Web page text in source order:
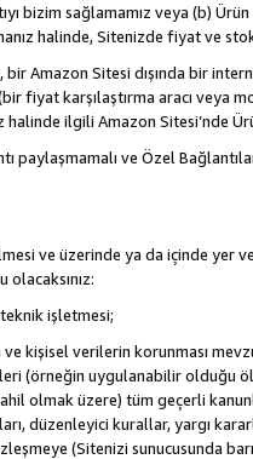
bizim sağlamamız veya (b)
halinde, Sitenizde fiyat ve
bir Amazon Sitesi dışında bir
fiyat karşılaştırma aracı veya
ilgili Amazon Sitesi’nde
paylaşmamalı ve Özel
ve üzerinde ya da içinde yer
olacaksınız:
işletmesi;
kişisel verilerin korunması
(örneğin uygulanabilir olduğu
olmak üzere) tüm geçerli
düzenleyici kurallar, yargı
(Sitenizi sunucusunda